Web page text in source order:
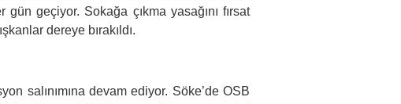
geçiyor. Sokağa çıkma yasağını fırsat
dereye bırakıldı.
salınımına devam ediyor. Söke’de OSB